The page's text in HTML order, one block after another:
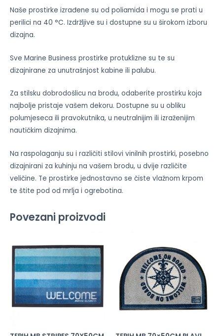
Naše prostirke izrađene su od poliamida i mogu se prati u
perilici na 40 °C. Izdržljive su i dostupne su u širokom izboru
dizajna.
Sve Marine Business prostirke protuklizne su te su
dizajnirane za unutrašnjost kabine ili palubu.
Za stilsku dobrodošlicu na brodu, odaberite prostirku koja
najbolje pristaje vašem dekoru. Dostupne su u obliku
polumjeseca ili pravokutnika, u neutralnijim ili izraženijim
nautičkim dizajnima.
Na raspolaganju su i različiti stilovi vinilnih prostirki, posebno
dizajnirani za kuhinju na vašem brodu, u dvije različite
veličine. Te prostirke jednostavno se čiste vlažnom krpom
te štite pod od mrlja i ogrebotina.
Povezani proizvodi